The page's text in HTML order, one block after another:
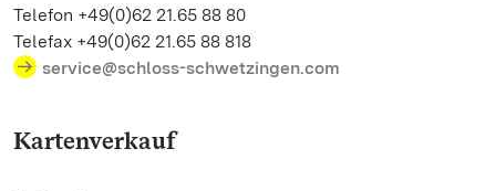
Telefon +49(0)62 21.65 88 80
Telefax +49(0)62 21.65 88 818
service@schloss-schwetzingen.com
Kartenverkauf